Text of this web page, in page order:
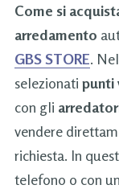
Come si
arredamento
GBS STORE.
selezionati punti
con gli
vendere
richiesta. In
telefono o con